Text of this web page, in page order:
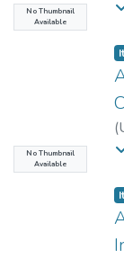
No Thumbnail
Available
No Thumbnail
Available
(